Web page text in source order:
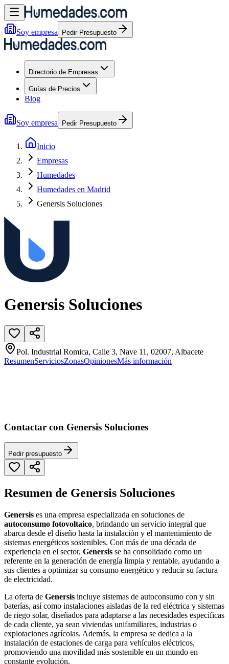
Soy empresa Pedir Presupuesto
Directorio de Empresas
Guías de Precios
Blog
Soy empresa Pedir Presupuesto
Inicio
Empresas
Humedades
Humedades en Madrid
Genersis Soluciones
Genersis Soluciones
Pol. Industrial Romica, Calle 3, Nave 11, 02007, Albacete
ResumenServiciosZonasOpinionesMás información
Contactar con Genersis Soluciones
Pedir presupuesto
Resumen de Genersis Soluciones
Genersis es una empresa especializada en soluciones de
autoconsumo fotovoltaico, brindando un servicio integral que
abarca desde el diseño hasta la instalación y el mantenimiento de
sistemas energéticos sostenibles. Con más de una década de
experiencia en el sector, Genersis se ha consolidado como un
referente en la generación de energía limpia y rentable, ayudando a
sus clientes a optimizar su consumo energético y reducir su factura
de electricidad.
La oferta de Genersis incluye sistemas de autoconsumo con y sin
baterías, así como instalaciones aisladas de la red eléctrica y sistemas
de riego solar, diseñados para adaptarse a las necesidades específicas
de cada cliente, ya sean viviendas unifamiliares, industrias o
explotaciones agrícolas. Además, la empresa se dedica a la
instalación de estaciones de carga para vehículos eléctricos,
promoviendo una movilidad más sostenible en un mundo en
constante evolución.